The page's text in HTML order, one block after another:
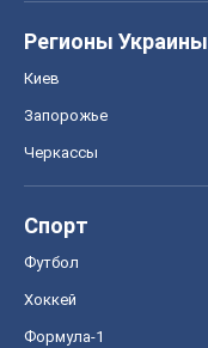
Регионы Украины
Киев
Запорожье
Черкассы
Спорт
Футбол
Хоккей
Формула-1